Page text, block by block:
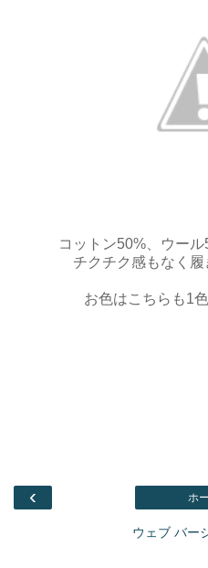
コットン50%、ウー
チクチク感もなく履
お色はこちらも1
‹ ホ
ウェブ バー